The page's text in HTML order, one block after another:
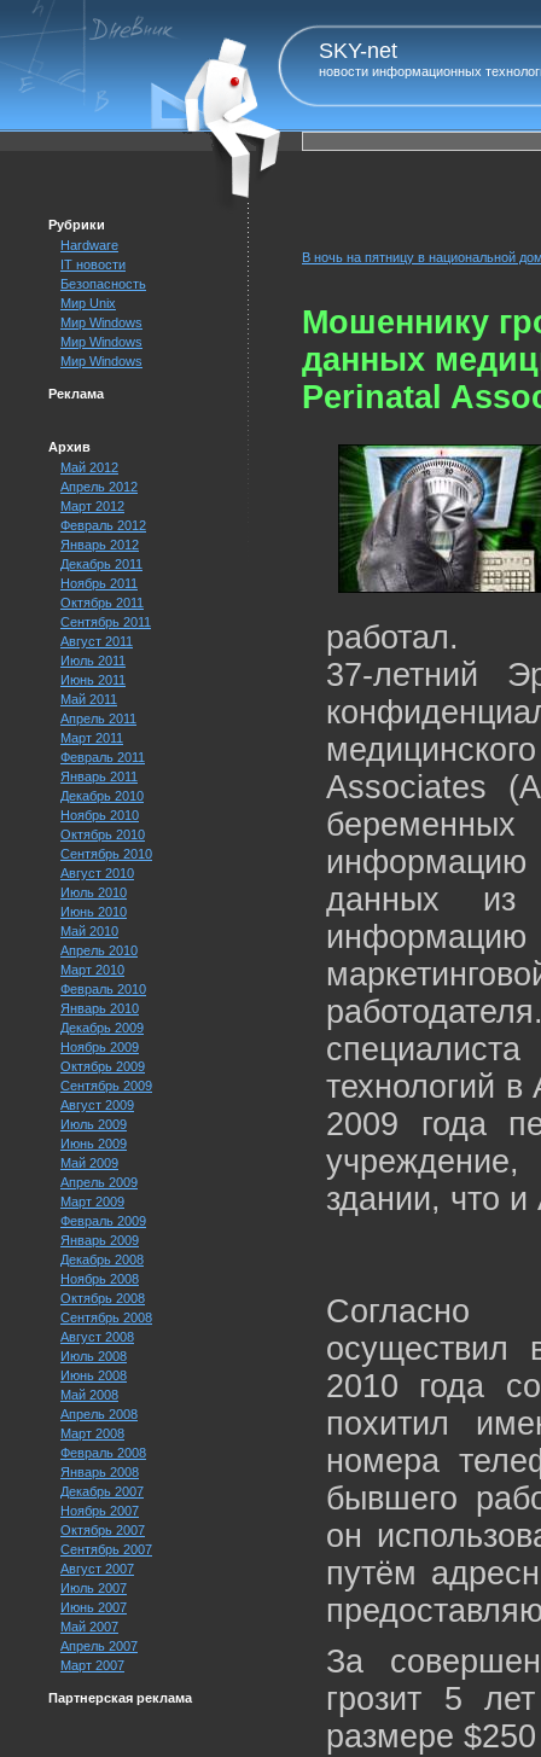
SKY-net
новости информационных
Рубрики
Hardware
IT новости
Безопасность
Мир Unix
Мир Windows
Мир Windows
Мир Windows
Реклама
Архив
Май 2012
Апрель 2012
Март 2012
Февраль 2012
Январь 2012
Декабрь 2011
Ноябрь 2011
Октябрь 2011
Сентябрь 2011
Август 2011
Июль 2011
Июнь 2011
Май 2011
Апрель 2011
Март 2011
Февраль 2011
Январь 2011
Декабрь 2010
Ноябрь 2010
Октябрь 2010
Сентябрь 2010
Август 2010
Июль 2010
Июнь 2010
Май 2010
Апрель 2010
Март 2010
Февраль 2010
Январь 2010
Декабрь 2009
Ноябрь 2009
Октябрь 2009
Сентябрь 2009
Август 2009
Июль 2009
Июнь 2009
Май 2009
Апрель 2009
Март 2009
Февраль 2009
Январь 2009
Декабрь 2008
Ноябрь 2008
Октябрь 2008
Сентябрь 2008
Август 2008
Июль 2008
Июнь 2008
Май 2008
Апрель 2008
Март 2008
Февраль 2008
Январь 2008
Декабрь 2007
Ноябрь 2007
Октябрь 2007
Сентябрь 2007
Август 2007
Июль 2007
Июнь 2007
Май 2007
Апрель 2007
Март 2007
Партнерская реклама
В ночь на пятницу в национальной
Мошеннику
данных
Perinatal
работал.
37-летний
Associates
данных из
информацию
технологий
2009 года
здании, что и
Согласно
осуществил
2010 года
похитил
номера
бывшего
он
путём
За
грозит 5
размере